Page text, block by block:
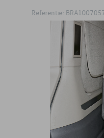
Referentie: